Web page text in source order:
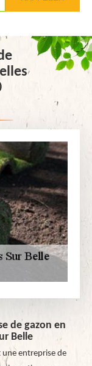
de gazon en
Belle
une entreprise de